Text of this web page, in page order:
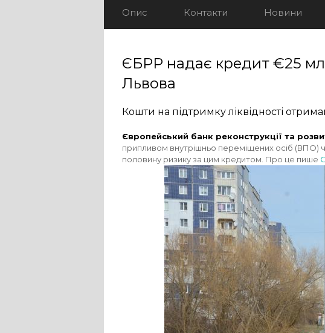
Опис Контакти Новини
ЄБРР надає кредит €25
Львова
Кошти на підтримку ліквідності
Європейський банк реконструкції та
припливом внутрішньо переміщених осіб (ВПО)
половину ризику за цим кредитом. Про це пише